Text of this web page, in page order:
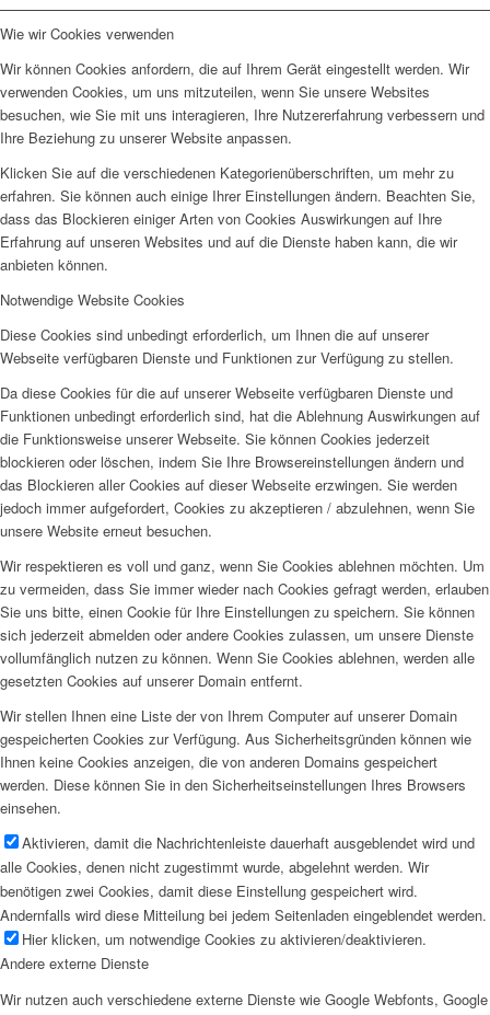
Wie wir Cookies verwenden
Wir können Cookies anfordern, die auf Ihrem Gerät eingestellt werden. Wir
verwenden Cookies, um uns mitzuteilen, wenn Sie unsere Websites
besuchen, wie Sie mit uns interagieren, Ihre Nutzererfahrung verbessern und
Ihre Beziehung zu unserer Website anpassen.
Klicken Sie auf die verschiedenen Kategorienüberschriften, um mehr zu
erfahren. Sie können auch einige Ihrer Einstellungen ändern. Beachten Sie,
dass das Blockieren einiger Arten von Cookies Auswirkungen auf Ihre
Erfahrung auf unseren Websites und auf die Dienste haben kann, die wir
anbieten können.
Notwendige Website Cookies
Diese Cookies sind unbedingt erforderlich, um Ihnen die auf unserer
Webseite verfügbaren Dienste und Funktionen zur Verfügung zu stellen.
Da diese Cookies für die auf unserer Webseite verfügbaren Dienste und
Funktionen unbedingt erforderlich sind, hat die Ablehnung Auswirkungen auf
die Funktionsweise unserer Webseite. Sie können Cookies jederzeit
blockieren oder löschen, indem Sie Ihre Browsereinstellungen ändern und
das Blockieren aller Cookies auf dieser Webseite erzwingen. Sie werden
jedoch immer aufgefordert, Cookies zu akzeptieren / abzulehnen, wenn Sie
unsere Website erneut besuchen.
Wir respektieren es voll und ganz, wenn Sie Cookies ablehnen möchten. Um
zu vermeiden, dass Sie immer wieder nach Cookies gefragt werden, erlauben
Sie uns bitte, einen Cookie für Ihre Einstellungen zu speichern. Sie können
sich jederzeit abmelden oder andere Cookies zulassen, um unsere Dienste
vollumfänglich nutzen zu können. Wenn Sie Cookies ablehnen, werden alle
gesetzten Cookies auf unserer Domain entfernt.
Wir stellen Ihnen eine Liste der von Ihrem Computer auf unserer Domain
gespeicherten Cookies zur Verfügung. Aus Sicherheitsgründen können wie
Ihnen keine Cookies anzeigen, die von anderen Domains gespeichert
werden. Diese können Sie in den Sicherheitseinstellungen Ihres Browsers
einsehen.
Aktivieren, damit die Nachrichtenleiste dauerhaft ausgeblendet wird und
alle Cookies, denen nicht zugestimmt wurde, abgelehnt werden. Wir
benötigen zwei Cookies, damit diese Einstellung gespeichert wird.
Andernfalls wird diese Mitteilung bei jedem Seitenladen eingeblendet werden.
Hier klicken, um notwendige Cookies zu aktivieren/deaktivieren.
Andere externe Dienste
Wir nutzen auch verschiedene externe Dienste wie Google Webfonts, Google